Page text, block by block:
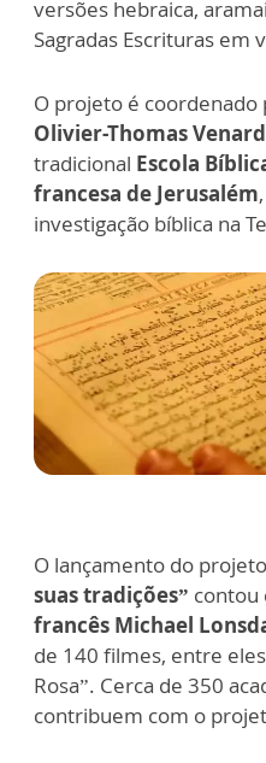
versões hebraica,
Sagradas Escrituras em
O projeto é coordenado
Olivier-Thomas Venard
tradicional Escola
francesa de Jerusalém
investigação bíblica na
O lançamento do
suas tradições” contou
francês Michael
de 140 filmes, entre
Rosa”. Cerca de 350
contribuem com o